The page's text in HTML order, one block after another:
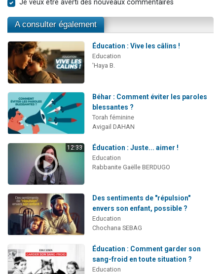
Je veux être averti des nouveaux commentaires
A consulter également
Éducation : Vive les câlins !
Education
'Haya B.
Béhar : Comment éviter les paroles
blessantes ?
Torah féminine
Avigail DAHAN
12:33 Éducation : Juste... aimer !
Education
Rabbanite Gaëlle BERDUGO
Des sentiments de "répulsion"
envers son enfant, possible ?
Education
Chochana SEBAG
Éducation : Comment garder son
sang-froid en toute situation ?
Education